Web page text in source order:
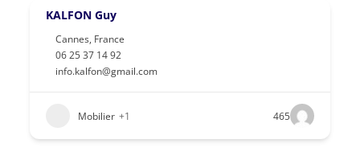
KALFON Guy
Cannes, France
06 25 37 14 92
info.kalfon@gmail.com
Mobilier +1 465